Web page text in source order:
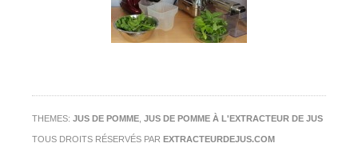
THEMES: JUS DE POMME JUS DE POMME À L'EXTRACTEUR DE JUS
TOUS DROITS RÉSERVÉS PAR EXTRACTEURDEJUS.COM